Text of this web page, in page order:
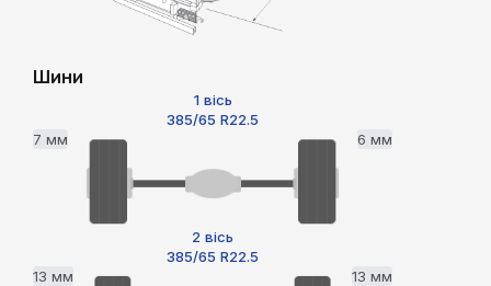
Шини
1 вісь
385/65 R22.5
7 мм
6 мм
2 вісь
385/65 R22.5
13 мм
13 мм